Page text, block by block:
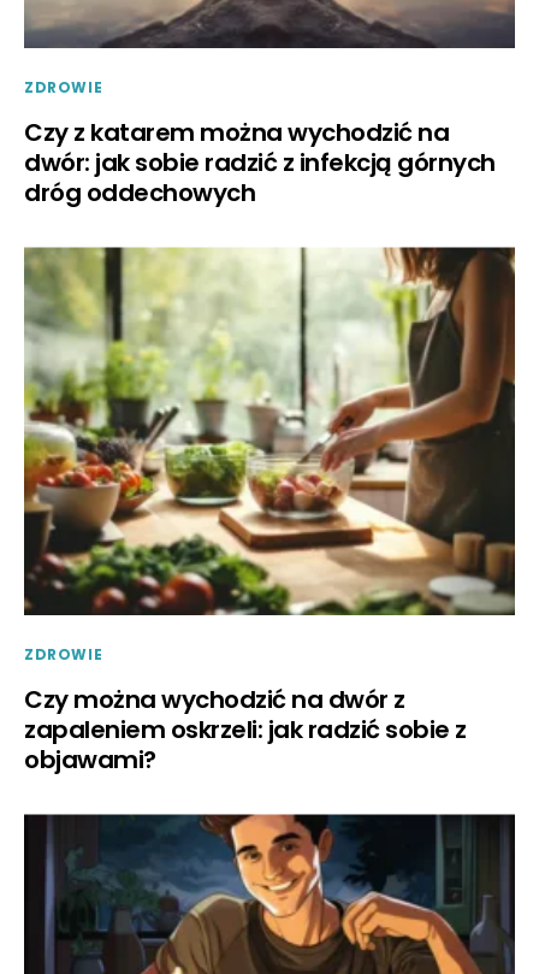
ZDROWIE
Czy z katarem można wychodzić na
dwór: jak sobie radzić z infekcją górnych
dróg oddechowych
ZDROWIE
Czy można wychodzić na dwór z
zapaleniem oskrzeli: jak radzić sobie z
objawami?